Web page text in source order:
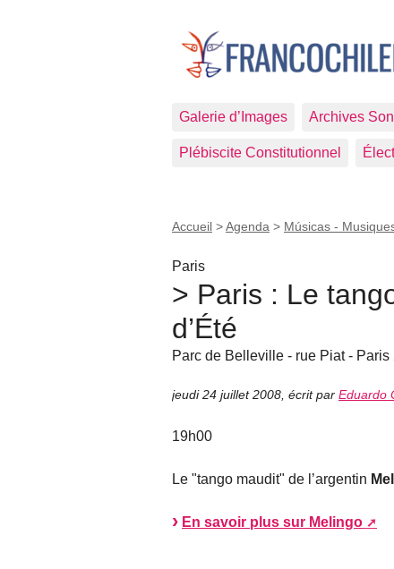
Galerie d’Images Archives
Plébiscite Constitutionnel
Accueil >Agenda > Músicas -
Paris
> Paris : Le
d’Été
Parc de Belleville - rue Piat - Paris
jeudi 24 juillet 2008 écrit par Eduardo
19h00
Le "tango maudit" de l’argentin
En savoir plus sur Melingo